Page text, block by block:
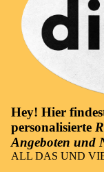
Hey! Hier
personalisierte
Angeboten und
ALL DAS UND